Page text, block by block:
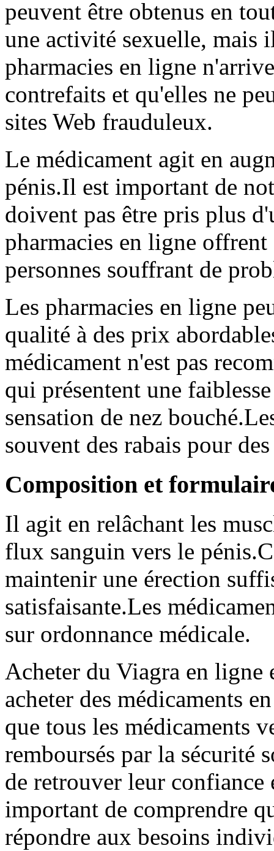
peuvent être obtenus en
une activité sexuelle, mais
pharmacies en ligne
contrefaits et qu'elles ne
sites Web frauduleux.
Le médicament agit en
pénis.Il est important de
doivent pas être pris plus
pharmacies en ligne offrent
personnes souffrant de
Les pharmacies en ligne
qualité à des prix
médicament n'est pas
qui présentent une
sensation de nez
souvent des rabais pour
Composition et
Il agit en relâchant les
flux sanguin vers le
maintenir une érection
satisfaisante.Les
sur ordonnance médicale.
Acheter du Viagra en ligne
acheter des médicaments
que tous les médicaments
remboursés par la sécurité
de retrouver leur
important de comprendre
répondre aux besoins